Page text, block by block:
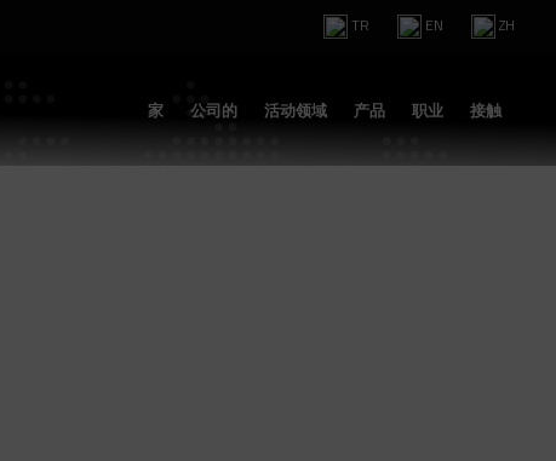
TR EN ZH
家 公司的 活动领域 产品 职业 接触